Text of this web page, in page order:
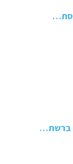
ברשת…